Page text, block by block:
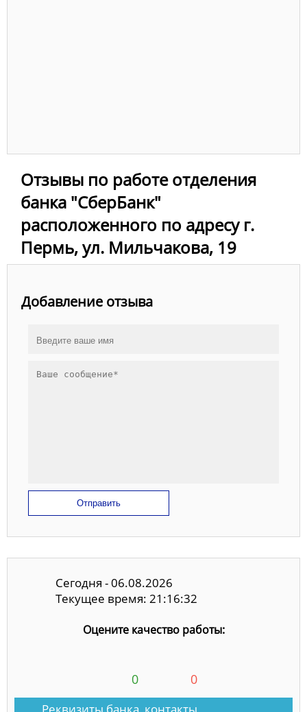
Отзывы по работе отделения
банка "СберБанк"
расположенного по адресу г.
Пермь, ул. Мильчакова, 19
Добавление отзыва
Отправить
Сегодня - 06.08.2026
Текущее время: 21:16:32
Оцените качество работы:
0 0